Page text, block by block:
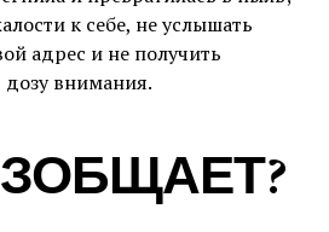
к себе, не услышать
адрес и не получить
внимания.